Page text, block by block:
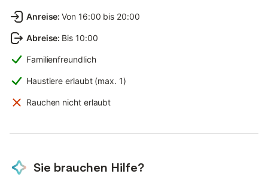
Anreise: Von 16:00 bis 20:00
Abreise: Bis 10:00
Familienfreundlich
Haustiere erlaubt (max. 1)
Rauchen nicht erlaubt
Sie brauchen Hilfe?